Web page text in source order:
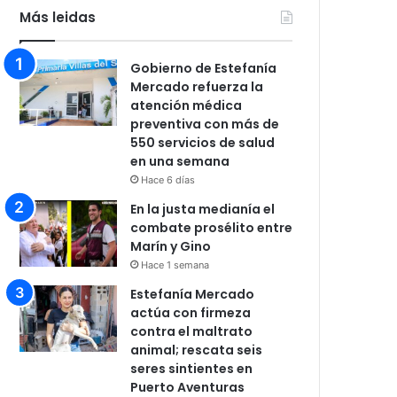
Más leidas
Gobierno de Estefanía
Mercado refuerza la
atención médica
preventiva con más de
550 servicios de salud
en una semana
Hace 6 días
En la justa medianía el
combate prosélito entre
Marín y Gino
Hace 1 semana
Estefanía Mercado
actúa con firmeza
contra el maltrato
animal; rescata seis
seres sintientes en
Puerto Aventuras